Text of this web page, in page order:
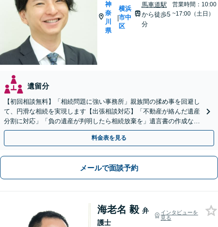
神
奈
川
県
|
横浜
市中
区
馬車道駅
から徒歩5
分
営業時間：10:00
~17:00（土日）
遺留分
【初回相談無料】「相続問題に強い事務所」親族間の揉め事を回避し
て、円滑な相続を実現します【出張相談対応】「不動産が絡んだ遺産
分割に対応」「負の遺産が判明したら相続放棄を」遺言書の作成など
生前対策もお任せ【バリアフリー】【休日・夜間相談あり】
料金表を見る
メールで面談予約
海老名 毅 弁
護士
インタビューを
見る